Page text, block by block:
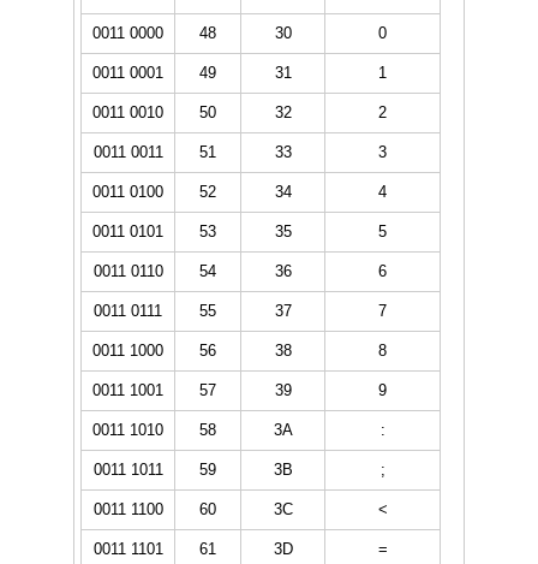
0011 0000 48 30 0
0011 0001 49 31 1
0011 0010 50 32 2
0011 0011 51 33 3
0011 0100 52 34 4
0011 0101 53 35 5
0011 0110 54 36 6
0011 0111 55 37 7
0011 1000 56 38 8
0011 1001 57 39 9
0011 1010 58 3A :
0011 1011 59 3B ;
0011 1100 60 3C <
0011 1101 61 3D =